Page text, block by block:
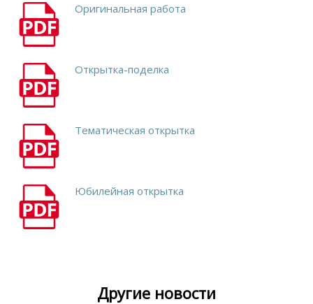
Оригинальная работа
Открытка-поделка
Тематическая открытка
Юбилейная открытка
Другие новости